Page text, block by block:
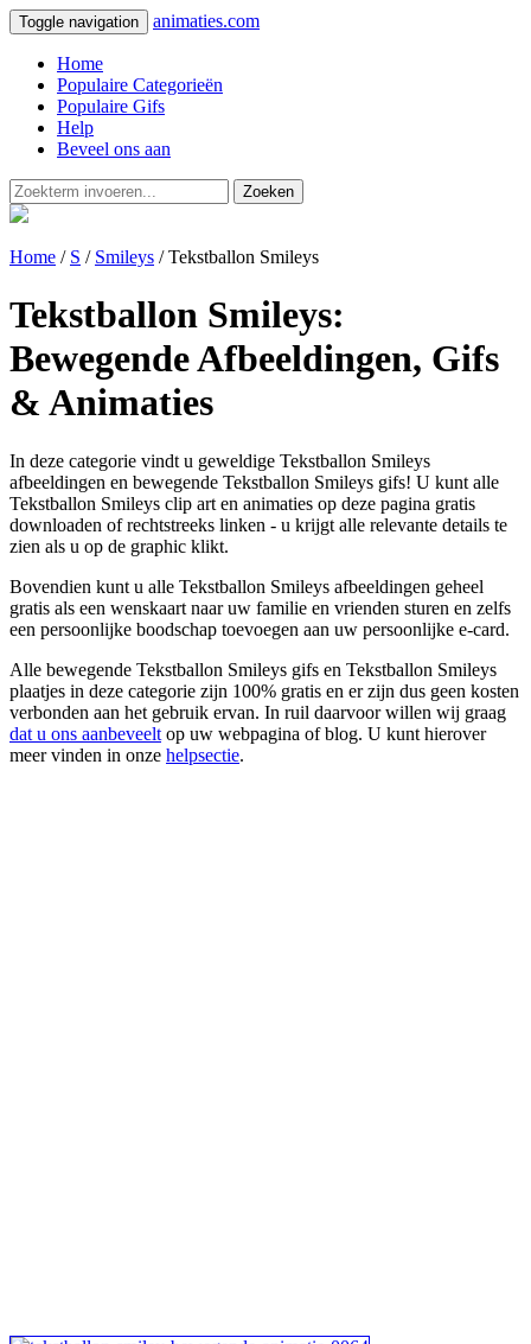
Toggle navigation animaties.com
Home
Populaire Categorieën
Populaire Gifs
Help
Beveel ons aan
Zoeken
Home / S / Smileys / Tekstballon Smileys
Tekstballon Smileys:
Bewegende Afbeeldingen, Gifs
& Animaties
In deze categorie vindt u geweldige Tekstballon Smileys
afbeeldingen en bewegende Tekstballon Smileys gifs! U kunt alle
Tekstballon Smileys clip art en animaties op deze pagina gratis
downloaden of rechtstreeks linken - u krijgt alle relevante details te
zien als u op de graphic klikt.
Bovendien kunt u alle Tekstballon Smileys afbeeldingen geheel
gratis als een wenskaart naar uw familie en vrienden sturen en zelfs
een persoonlijke boodschap toevoegen aan uw persoonlijke e-card.
Alle bewegende Tekstballon Smileys gifs en Tekstballon Smileys
plaatjes in deze categorie zijn 100% gratis en er zijn dus geen kosten
verbonden aan het gebruik ervan. In ruil daarvoor willen wij graag
dat u ons aanbeveelt op uw webpagina of blog. U kunt hierover
meer vinden in onze helpsectie.